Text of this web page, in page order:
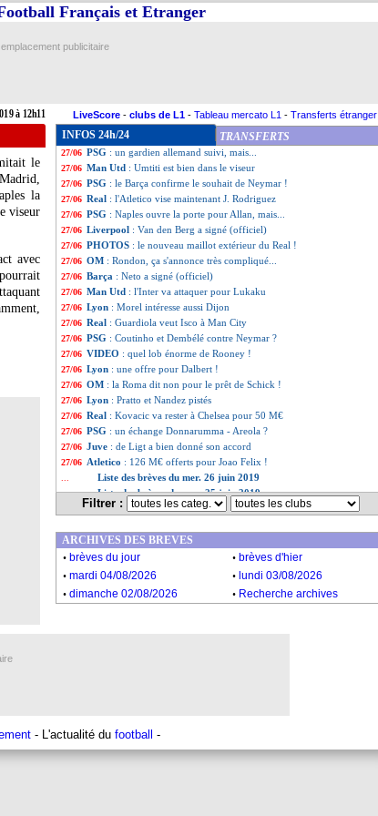
à 12h11
Français et Etranger
emplacement publicitaire
LiveScore - clubs de L1 - Tableau mercato L1 - Transferts étranger
le
la
viseur
avec
INFOS 24h/24 TRANSFERTS
27/06 Divers: Faubert est de retour en France
27/06 Sondage MF
27/06 PSG: Sarabia et Herrera attendus lundi !
27/06 Strasbourg : une approche pour Souquet
27/06 PSG : un gardien allemand suivi, mais...
27/06 Man Utd : Umtiti est bien dans le viseur
27/06 PSG : le Barça confirme le souhait de Neymar !
27/06 Real : l'Atletico vise maintenant J. Rodriguez
27/06 PSG : Naples ouvre la porte pour Allan, mais...
27/06 Liverpool : Van den Berg a signé (officiel)
27/06 PHOTOS : le nouveau maillot extérieur du Real !
27/06 OM : Rondon, ça s'annonce très compliqué...
27/06 Barça : Neto a signé (officiel)
27/06 Man Utd : l'Inter va attaquer pour Lukaku
27/06 Lyon : Morel intéresse aussi Dijon
27/06 Real : Guardiola veut Isco à Man City
27/06 PSG : Coutinho et Dembélé contre Neymar ?
27/06 VIDEO : quel lob énorme de Rooney !
27/06 Lyon : une offre pour Dalbert !
27/06 OM : la Roma dit non pour le prêt de Schick !
27/06 Lyon : Pratto et Nandez pistés
27/06 Real : Kovacic va rester à Chelsea pour 50 M€
27/06 PSG : un échange Donnarumma - Areola ?
27/06 Juve : de Ligt a bien donné son accord
27/06 Atletico : 126 M€ offerts pour Joao Felix !
Liste des brèves du mer. 26 juin 2019
... Liste des brèves du mar. 25 juin 2019
Filtrer :
ARCHIVES DES BREVES
. brèves du jour . brèves d'hier
. mardi 04/08/2026 . lundi 03/08/2026
. dimanche 02/08/2026 . Recherche archives
- L'actualité du football -